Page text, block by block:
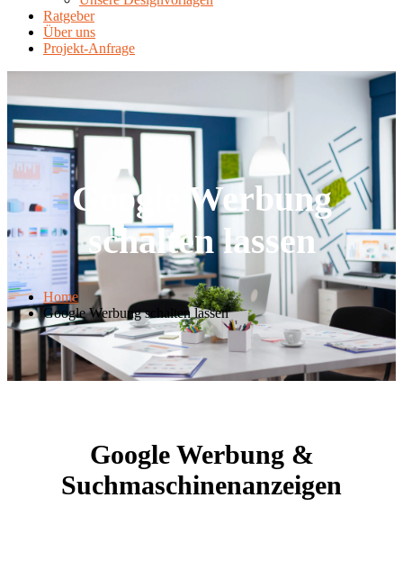
Ratgeber
Über uns
Projekt-Anfrage
Google Werbung
schalten lassen
Home
Google Werbung schalten lassen
Google Werbung &
Suchmaschinenanzeigen